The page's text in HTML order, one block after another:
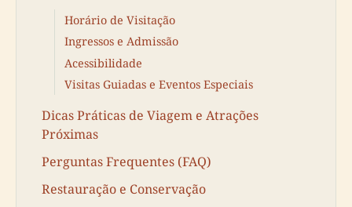
Horário de Visitação
Ingressos e Admissão
Acessibilidade
Visitas Guiadas e Eventos Especiais
Dicas Práticas de Viagem e Atrações
Próximas
Perguntas Frequentes (FAQ)
Restauração e Conservação